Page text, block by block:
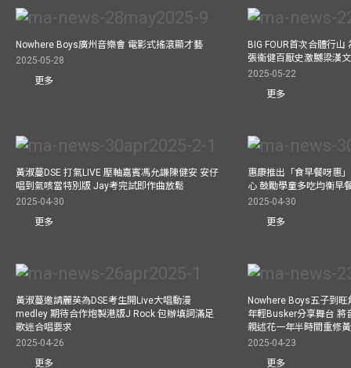
Nowhere Boys廣州音樂會 電影式搖滾顯才藝
2025-05-28
更多
BIG FOUR首次合體行
張衞健百厭史激嬲梁漢
2025-05-22
更多
黃淑蔓DSE 打氣LIVE 壓軸嘉賓馮允謙陳健安 安仔
唱到氣咳當特別版 Jay考完試即作曲放鬆
2025-04-30
更多
惠康推出「食早餐呀惠
心 鼓勵學童多吃均衡早
2025-04-30
更多
黃淑蔓邀請麗英為DSE考生開Live大唱動漫
medley 期待合作炮製港版J Rock 包辦填詞滿足
歌迷合唱要求
2025-04-26
更多
Nowhere Boys五子到
年輕Busker分享舞台 將
親述花一年半時間重修
2025-04-23
更多